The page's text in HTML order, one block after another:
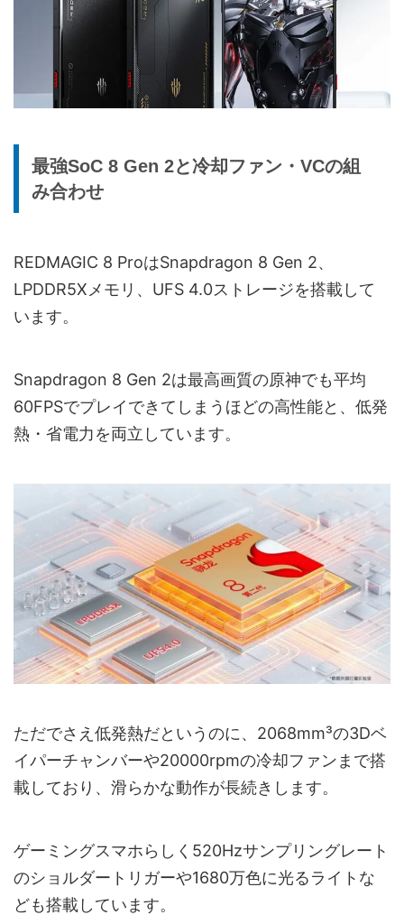
最強SoC 8 Gen 2と冷却ファン・VCの組
み合わせ
REDMAGIC 8 ProはSnapdragon 8 Gen 2、
LPDDR5Xメモリ、UFS 4.0ストレージを搭載して
います。
Snapdragon 8 Gen 2は最高画質の原神でも平均
60FPSでプレイできてしまうほどの高性能と、低発
熱・省電力を両立しています。
ただでさえ低発熱だというのに、2068mm³の3Dベ
イパーチャンバーや20000rpmの冷却ファンまで搭
載しており、滑らかな動作が長続きします。
ゲーミングスマホらしく520Hzサンプリングレート
のショルダートリガーや1680万色に光るライトな
ども搭載しています。